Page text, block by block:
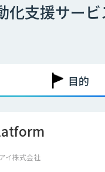
る業務をご紹介いたします。
化支援サー
目的
イ株式会社